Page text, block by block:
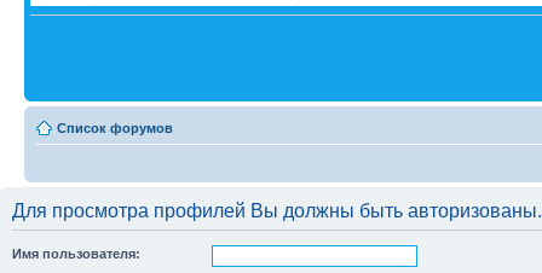
Список форумов
Для просмотра профилей Вы должны быть авторизованы.
Имя пользователя: